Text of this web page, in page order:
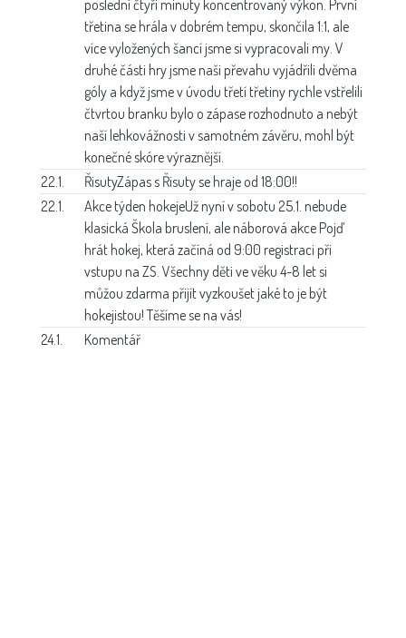
poslední čtyři minuty koncentrovaný výkon. První
třetina se hrála v dobrém tempu, skončila 1:1, ale
více vyložených šancí jsme si vypracovali my. V
druhé části hry jsme naši převahu vyjádřili dvěma
góly a když jsme v úvodu třetí třetiny rychle vstřelili
čtvrtou branku bylo o zápase rozhodnuto a nebýt
naší lehkovážnosti v samotném závěru, mohl být
konečné skóre výraznější.
22.1.
ŘisutyZápas s Řisuty se hraje od 18:00!!
22.1.
Akce týden hokejeUž nyní v sobotu 25.1. nebude
klasická Škola bruslení, ale náborová akce Pojď
hrát hokej, která začíná od 9:00 registraci při
vstupu na ZS. Všechny děti ve věku 4-8 let si
můžou zdarma přijít vyzkoušet jaké to je být
hokejistou! Těšíme se na vás!
24.1.
Komentář